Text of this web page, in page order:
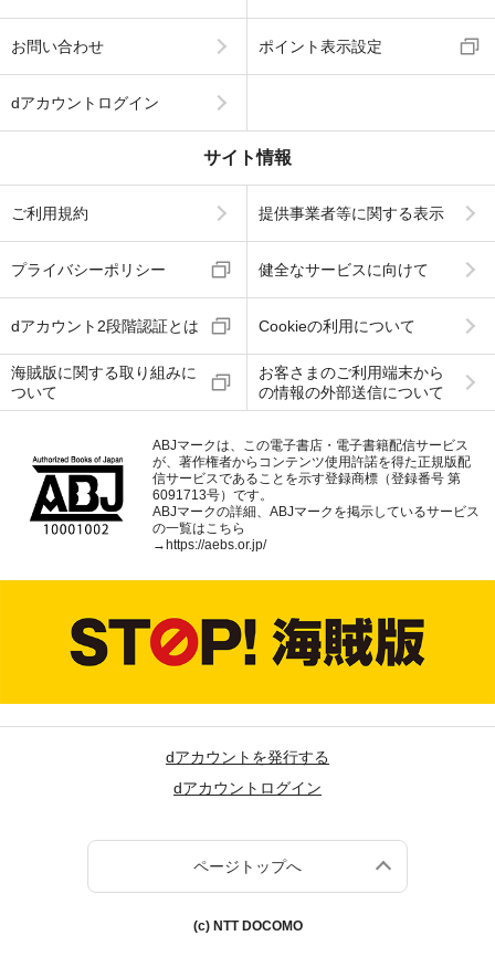
お問い合わせ ポイント表示設定
dアカウントログイン
サイト情報
ご利用規約 提供事業者等に関する表示
プライバシーポリシー 健全なサービスに向けて
dアカウント2段階認証とは Cookieの利用について
海賊版に関する取り組みに
ついて
お客さまのご利用端末から
の情報の外部送信について
ABJマークは、この電子書店・電子書籍配信サービス
が、著作権者からコンテンツ使用許諾を得た正規版配
信サービスであることを示す登録商標（登録番号 第
6091713号）です。
ABJマークの詳細、ABJマークを掲示しているサービス
の一覧はこちら
→ https://aebs.or.jp/
dアカウントを発行する
dアカウントログイン
ページトップへ
(c) NTT DOCOMO